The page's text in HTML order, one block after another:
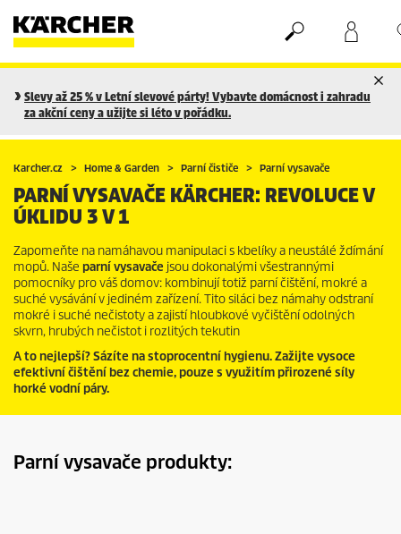
Nákupní košík
Seznam oblíbených produktů
Slevy až 25 % v Letní slevové párty! Vybavte domácnost i zahradu
za akční ceny a užijte si léto v pořádku.
Karcher.cz Home & Garden Parní čističe Parní vysavače
PARNÍ VYSAVAČE KÄRCHER: REVOLUCE V
ÚKLIDU 3 V 1
Zapomeňte na namáhavou manipulaci s kbelíky a neustálé ždímání
mopů. Naše parnívysavače jsou dokonalými všestrannými
pomocníky pro váš domov: kombinují totiž parní čištění, mokré a
suché vysávání v jediném zařízení. Tito siláci bez námahy odstraní
mokré i suché nečistoty a zajistí hloubkové vyčištění odolných
skvrn, hrubých nečistot i rozlitých tekutin
A to nejlepší? Sázíte na stoprocentní hygienu. Zažijte vysoce
efektivní čištění bez chemie, pouze s využitím přirozené síly
horké vodní páry.
Parní vysavače produkty: